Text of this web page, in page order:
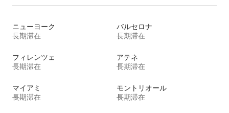
ニューヨーク
長期滞在
バルセロナ
長期滞在
フィレンツェ
長期滞在
アテネ
長期滞在
マイアミ
長期滞在
モントリオール
長期滞在